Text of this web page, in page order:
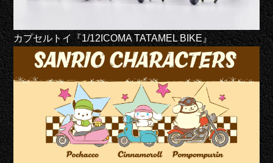
カプセルトイ『1/12ICOMA TATAMEL BIKE』